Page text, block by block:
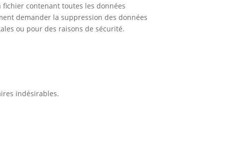
fichier contenant toutes les données
demander la suppression des données
ou pour des raisons de sécurité.
indésirables.